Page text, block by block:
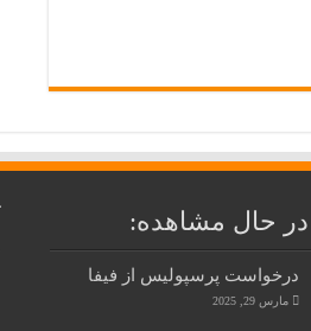
حال مشاهده:
درخواست پرسپولیس از فیفا
مارس 29, 2025